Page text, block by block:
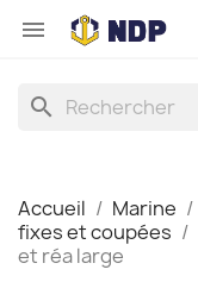

search
Accueil Marine
fixes et coupées
et réa large